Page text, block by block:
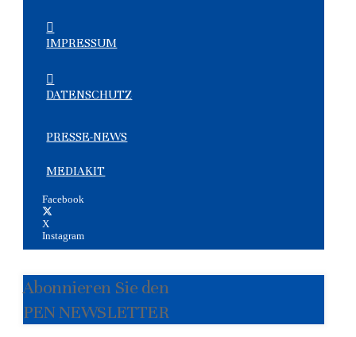
IMPRESSUM
DATENSCHUTZ
PRESSE-NEWS
MEDIAKIT
Facebook
X
Instagram
Abonnieren Sie den
PEN NEWSLETTER